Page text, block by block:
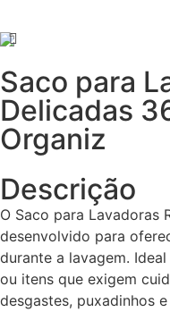
Saco para
Delicadas
Organiz
Descrição
O Saco para Lavadoras
desenvolvido para
durante a lavagem.
ou itens que exigem
desgastes, puxadinhos